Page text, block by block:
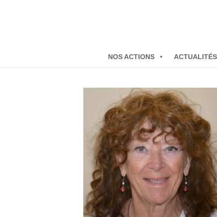
NOS ACTIONS ACTUALITÉS